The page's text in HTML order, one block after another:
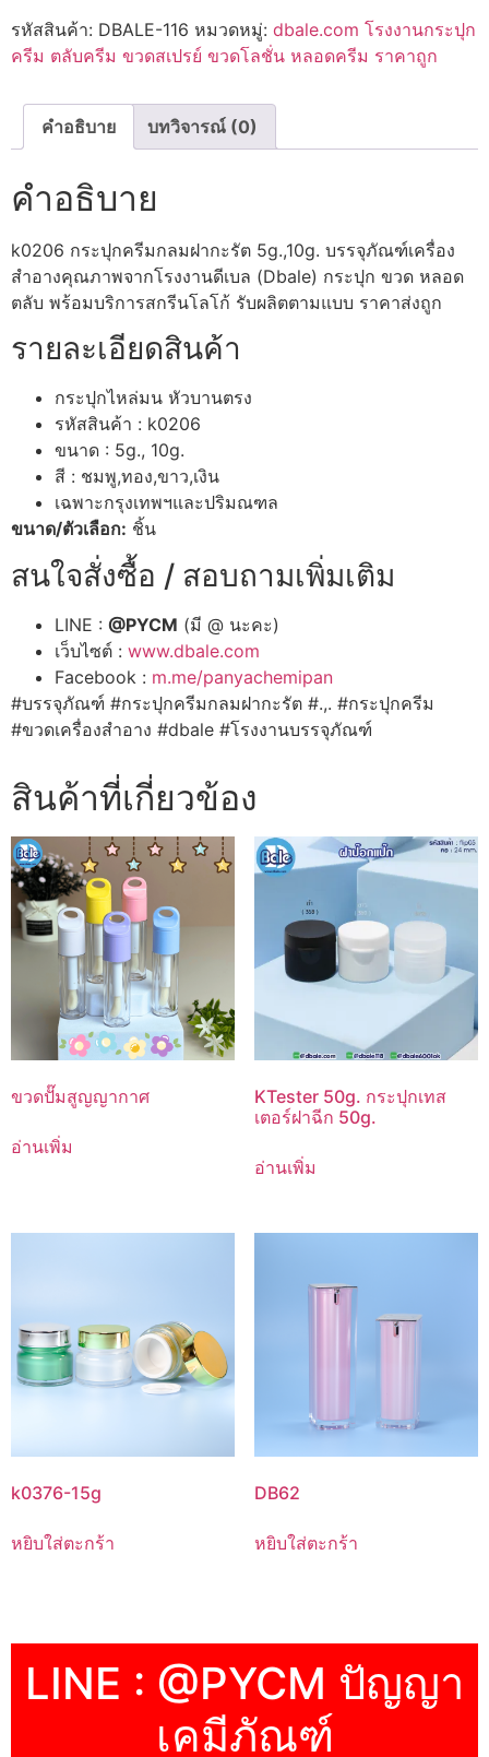
รหัสสินค้า: DBALE-116 หมวดหมู่: dbale.com โรงงานกระปุก
ครีม ตลับครีม ขวดสเปรย์ ขวดโลชั่น หลอดครีม ราคาถูก
คำอธิบาย บทวิจารณ์ (0)
คำอธิบาย
k0206 กระปุกครีมกลมฝากะรัต 5g.,10g. บรรจุภัณฑ์เครื่อง
สำอางคุณภาพจากโรงงานดีเบล (Dbale) กระปุก ขวด หลอด
ตลับ พร้อมบริการสกรีนโลโก้ รับผลิตตามแบบ ราคาส่งถูก
รายละเอียดสินค้า
กระปุกไหล่มน หัวบานตรง
รหัสสินค้า : k0206
ขนาด : 5g., 10g.
สี : ชมพู,ทอง,ขาว,เงิน
เฉพาะกรุงเทพฯและปริมณฑล
ขนาด/ตัวเลือก: ชิ้น
สนใจสั่งซื้อ / สอบถามเพิ่มเติม
LINE : @PYCM (มี @ นะคะ)
เว็บไซต์ : www.dbale.com
Facebook : m.me/panyachemipan
#บรรจุภัณฑ์ #กระปุกครีมกลมฝากะรัต #.,. #กระปุกครีม
#ขวดเครื่องสำอาง #dbale #โรงงานบรรจุภัณฑ์
สินค้าที่เกี่ยวข้อง
ขวดปั๊มสูญญากาศ
อ่านเพิ่ม
KTester 50g. กระปุกเทส
เตอร์ฝาฉีก 50g.
อ่านเพิ่ม
k0376-15g
หยิบใส่ตะกร้า
DB62
หยิบใส่ตะกร้า
LINE : @PYCM ปัญญา
เคมีภัณฑ์